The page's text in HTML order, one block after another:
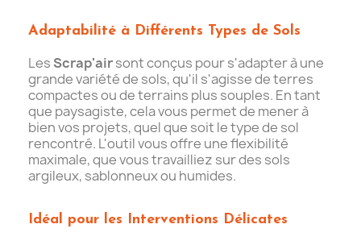
Adaptabilité à Différents Types de Sols
LesScrap'airsont conçus pour s'adapter à une
grande variété de sols, qu'il s'agisse de terres
compactes ou de terrains plus souples. En tant
que paysagiste, cela vous permet de mener à
bien vos projets, quel que soit le type de sol
rencontré. L'outil vous offre une flexibilité
maximale, que vous travailliez sur des sols
argileux, sablonneux ou humides.
Idéal pour les Interventions Délicates